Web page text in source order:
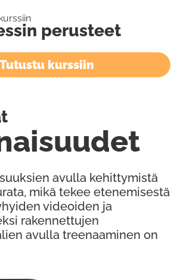
perusteet
Tutustu kurssiin
avulla kehittymistä
mikä tekee etenemisestä
videoiden ja
rakennettujen
avulla treenaaminen on